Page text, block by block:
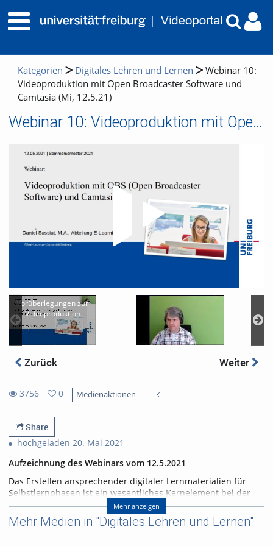
Kategorien Digitales Lehren und Lernen
Webinar 10:
Videoproduktion mit Open Broadcaster Software und
Camtasia (Mi, 12.5.21)
Webinar 10: Videoproduktion mit Open Broadcaster Software und Camtasia (Mi, 12.5.21)
Vorüberlegungen zur
Videoproduktion
Zurück Weiter
3756
views
0
favorites
Medienaktionen
Share
hochgeladen 20. Mai 2021
Aufzeichnung des Webinars vom 12.5.2021
Das Erstellen ansprechender digitaler Lernmaterialien für
Selbstlernphasen ist ein wesentliches Kernelement bei der
Planung und Umsetzung von Blended-Learning- und Online-
Lehrformaten. Zahlreiche sogenannte Autorenwerkzeuge
unterstützen einen einfachen Produktionsprozess, mit dem
Mehr anzeigen
Mehr Medien in "Digitales Lehren und Lernen"